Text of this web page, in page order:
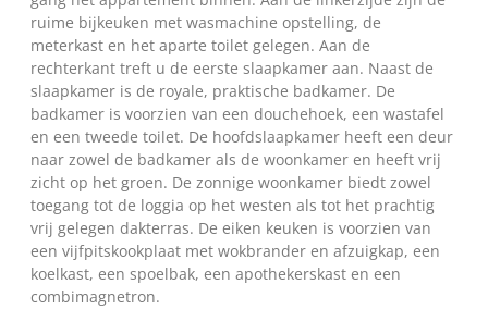
ruime bijkeuken met wasmachine opstelling, de
meterkast en het aparte toilet gelegen. Aan de
rechterkant treft u de eerste slaapkamer aan. Naast de
slaapkamer is de royale, praktische badkamer. De
badkamer is voorzien van een douchehoek, een wastafel
en een tweede toilet. De hoofdslaapkamer heeft een deur
naar zowel de badkamer als de woonkamer en heeft vrij
zicht op het groen. De zonnige woonkamer biedt zowel
toegang tot de loggia op het westen als tot het prachtig
vrij gelegen dakterras. De eiken keuken is voorzien van
een vijfpitskookplaat met wokbrander en afzuigkap, een
koelkast, een spoelbak, een apothekerskast en een
combimagnetron.